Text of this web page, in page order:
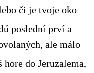
či je tvoje oko
poslední prví a
, ale málo
do Jeruzalema,